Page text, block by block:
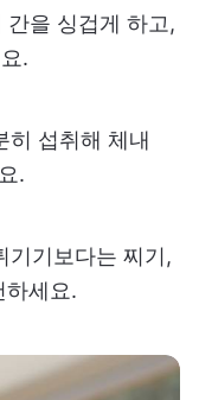
간을 싱겁게 하고,
.
히 섭취해 체내
.
기기보다는 찌기,
하세요.